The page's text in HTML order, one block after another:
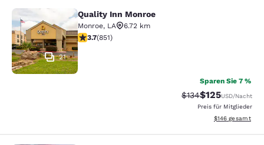
Quality Inn Monroe
21
Quality Inn Monroe
Monroe, LA
6.72 km
3.71-Sterne-Bewertung. Gut. 851 Bewertungen
3.7(851)
Sparen Sie 7 %
Durchgestrichener
$134Vergünstigter
$125USD/Nacht
Preis für Mitglieder
Geschätzte
$146 gesamt